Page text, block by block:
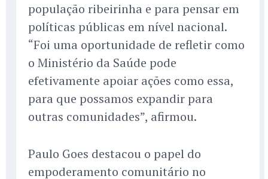
população ribeirinha e para pensar em
políticas públicas em nível nacional.
“Foi uma oportunidade de refletir como
o Ministério da Saúde pode
efetivamente apoiar ações como essa,
para que possamos expandir para
outras comunidades”, afirmou.
Paulo Goes destacou o papel do
empoderamento comunitário no